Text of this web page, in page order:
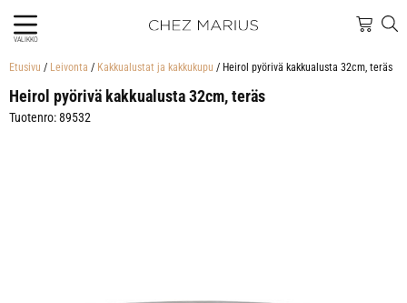
VALIKKO
Etusivu / Leivonta / Kakkualustat ja kakkukupu / Heirol pyörivä kakkualusta 32cm, teräs
Heirol pyörivä kakkualusta 32cm, teräs
Tuotenro: 89532